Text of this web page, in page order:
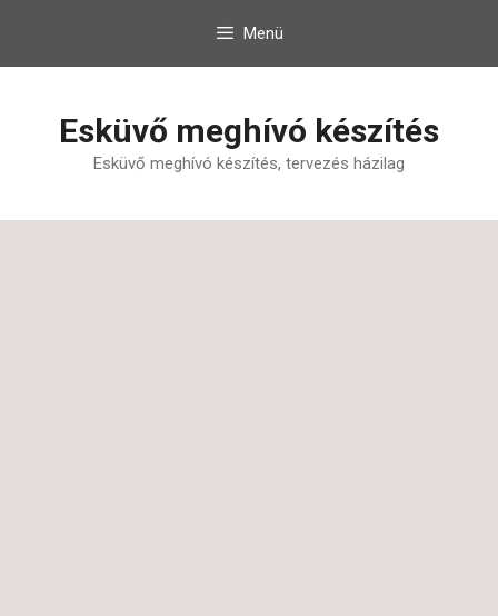
Menü
Esküvő meghívó készítés
Esküvő meghívó készítés, tervezés házilag